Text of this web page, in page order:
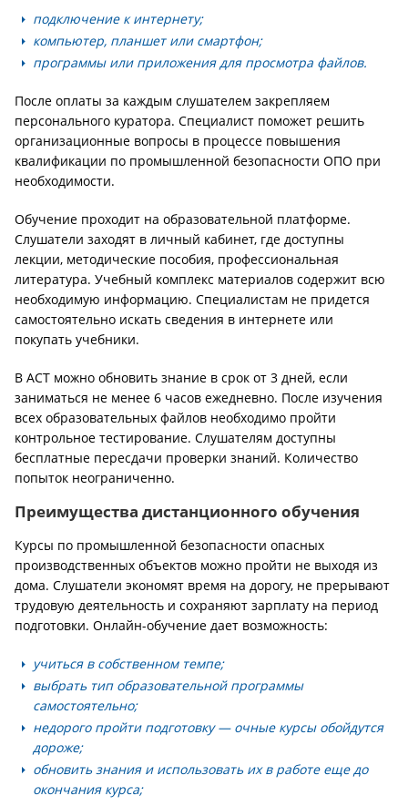
подключение к интернету;
компьютер, планшет или смартфон;
программы или приложения для просмотра файлов.
После оплаты за каждым слушателем закрепляем
персонального куратора. Специалист поможет решить
организационные вопросы в процессе повышения
квалификации по промышленной безопасности ОПО при
необходимости.
Обучение проходит на образовательной платформе.
Слушатели заходят в личный кабинет, где доступны
лекции, методические пособия, профессиональная
литература. Учебный комплекс материалов содержит всю
необходимую информацию. Специалистам не придется
самостоятельно искать сведения в интернете или
покупать учебники.
В АСТ можно обновить знание в срок от 3 дней, если
заниматься не менее 6 часов ежедневно. После изучения
всех образовательных файлов необходимо пройти
контрольное тестирование. Слушателям доступны
бесплатные пересдачи проверки знаний. Количество
попыток неограниченно.
Преимущества дистанционного обучения
Курсы по промышленной безопасности опасных
производственных объектов можно пройти не выходя из
дома. Слушатели экономят время на дорогу, не прерывают
трудовую деятельность и сохраняют зарплату на период
подготовки. Онлайн-обучение дает возможность:
учиться в собственном темпе;
выбрать тип образовательной программы
самостоятельно;
недорого пройти подготовку — очные курсы обойдутся
дороже;
обновить знания и использовать их в работе еще до
окончания курса;